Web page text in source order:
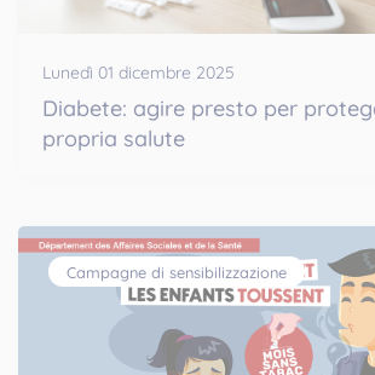
Lunedì 01 dicembre 2025
Diabete: agire presto per
propria salute
Campagne di sensibilizzazione